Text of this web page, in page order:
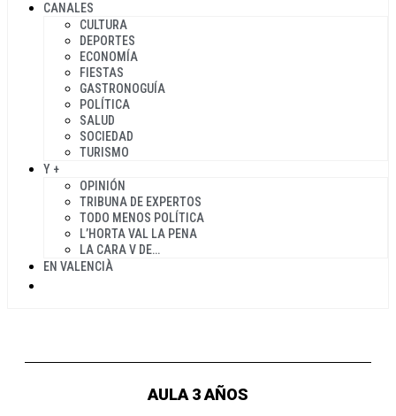
CANALES
CULTURA
DEPORTES
ECONOMÍA
FIESTAS
GASTRONOGUÍA
POLÍTICA
SALUD
SOCIEDAD
TURISMO
Y +
OPINIÓN
TRIBUNA DE EXPERTOS
TODO MENOS POLÍTICA
L’HORTA VAL LA PENA
LA CARA V DE…
EN VALENCIÀ
AULA 3 AÑOS